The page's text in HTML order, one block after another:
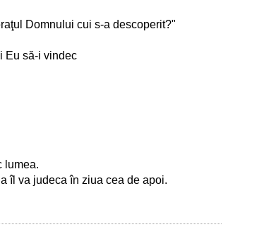
Domnului cui s-a descoperit?"
Eu să-i vindec
lumea.
îl va judeca în ziua cea de apoi.